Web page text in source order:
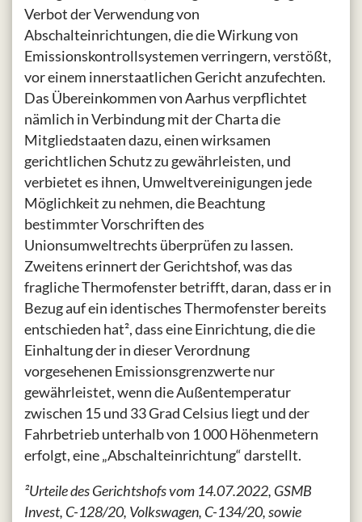
Verbot der Verwendung von
Abschalteinrichtungen, die die Wirkung von
Emissionskontrollsystemen verringern, verstößt,
vor einem innerstaatlichen Gericht anzufechten.
Das Übereinkommen von Aarhus verpflichtet
nämlich in Verbindung mit der Charta die
Mitgliedstaaten dazu, einen wirksamen
gerichtlichen Schutz zu gewährleisten, und
verbietet es ihnen, Umweltvereinigungen jede
Möglichkeit zu nehmen, die Beachtung
bestimmter Vorschriften des
Unionsumweltrechts überprüfen zu lassen.
Zweitens erinnert der Gerichtshof, was das
fragliche Thermofenster betrifft, daran, dass er in
Bezug auf ein identisches Thermofenster bereits
entschieden hat², dass eine Einrichtung, die die
Einhaltung der in dieser Verordnung
vorgesehenen Emissionsgrenzwerte nur
gewährleistet, wenn die Außentemperatur
zwischen 15 und 33 Grad Celsius liegt und der
Fahrbetrieb unterhalb von 1 000 Höhenmetern
erfolgt, eine „Abschalteinrichtung“ darstellt.
²Urteile des Gerichtshofs vom 14.07.2022, GSMB
Invest, C-128/20, Volkswagen, C-134/20, sowie